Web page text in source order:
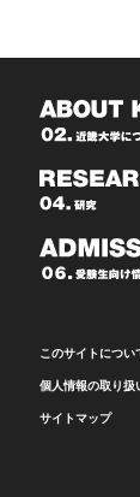
このサイトについ
個人情報の取り扱
サイトマップ